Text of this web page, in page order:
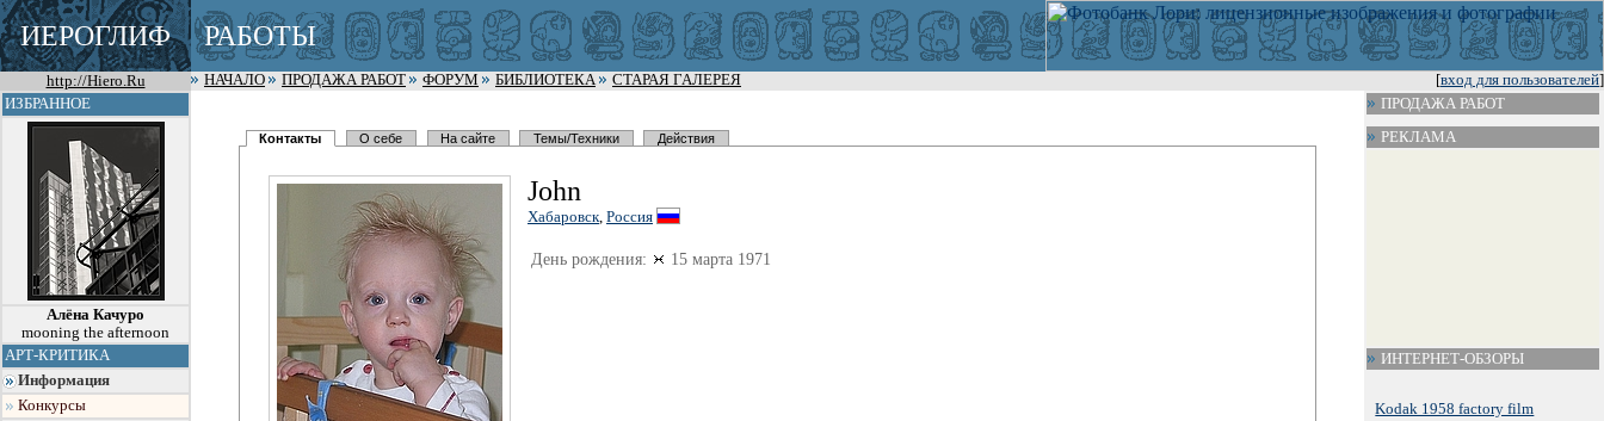
ИЕРОГЛИФ РАБОТЫ
http://Hiero.Ru [вход для пользователей]
НАЧАЛО ПРОДАЖА РАБОТ ФОРУМ БИБЛИОТЕКА
СТАРАЯ ГАЛЕРЕЯ
ИЗБРАННОЕ
Алёна Качуро
mooning the afternoon
АРТ-КРИТИКА
Информация
Конкурсы
Контакты О себе На сайте Темы/Техники Действия
John
Хабаровск, Россия
День рождения: 15 марта 1971
ПРОДАЖА РАБОТ
РЕКЛАМА
ИНТЕРНЕТ-ОБЗОРЫ
Kodak 1958 factory film